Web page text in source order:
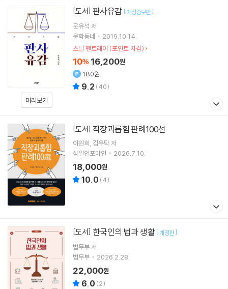
미리보기
[도서] 판사유감 [개정증보판]
문유석 저
문학동네
2019.10.14.
스틸 펜트레이 (포인트 차감)
10% 16,200원
180원
9.2 (40)
[도서] 직장괴롭힘 판례100선
이원희 김우탁저
삼일인포마인
2026.7.10.
18,000원
10.0 (4)
[도서] 한국인의 법과 생활 [개정판]
법무부 저
법무부
2026.2.28.
22,000원
6.0 (2)